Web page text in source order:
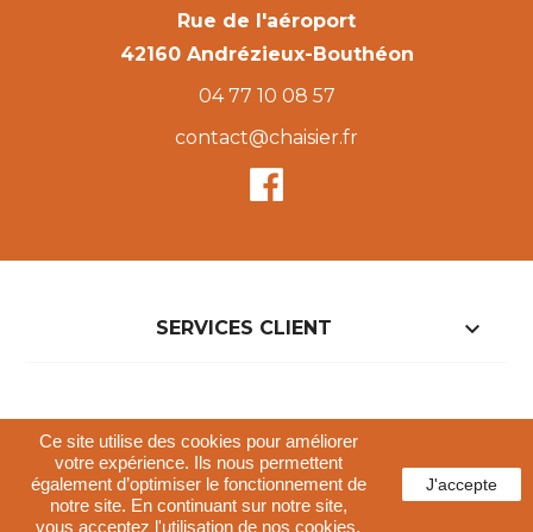
Rue de l'aéroport
42160 Andrézieux-Bouthéon
04 77 10 08 57
contact@chaisier.fr
SERVICES CLIENT 
NOTRE BOUTIQUE
Ce site utilise des cookies pour améliorer
votre expérience. Ils nous permettent
également d’optimiser le fonctionnement de
notre site. En continuant sur notre site,
vous acceptez l'utilisation de nos cookies.
J'accepte
Conditions générales de vente
Politique de confidentialités
Mentions légales